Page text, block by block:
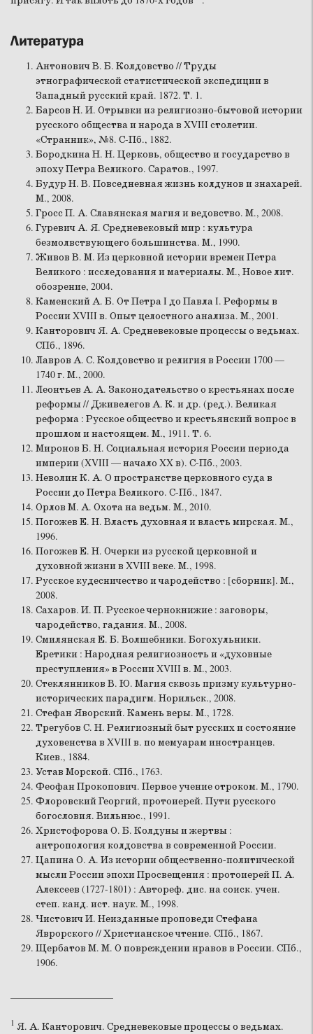
Литература
Антонович В. Б. Колдовство // Труды
этнографической статистической экспедиции в
Западный русский край. 1872. Т. 1.
Барсов Н. И. Отрывки из религиозно-бытовой истории
русского общества и народа в XVIII столетии.
«Странник», №8. С-Пб., 1882.
Бородкина Н. Н. Церковь, общество и государство в
эпоху Петра Великого. Саратов., 1997.
Будур Н. В. Повседневная жизнь колдунов и знахарей.
М., 2008.
Гросс П. А. Славянская магия и ведовство. М., 2008.
Гуревич А. Я. Средневековый мир : культура
безмолвствующего большинства. М., 1990.
Живов В. М. Из церковной истории времен Петра
Великого : исследования и материалы. М., Новое лит.
обозрение, 2004.
Каменский А. Б. От Петра I до Павла I. Реформы в
России XVIII в. Опыт целостного анализа. М., 2001.
Канторович Я. А. Средневековые процессы о ведьмах.
СПб., 1896.
Лавров А. С. Колдовство и религия в России 1700 —
1740 г. М., 2000.
Леонтьев А. А. Законодательство о крестьянах после
реформы // Дживелегов А. К. и др. (ред.). Великая
реформа : Русское общество и крестьянский вопрос в
прошлом и настоящем. М., 1911. Т. 6.
Миронов Б. Н. Социальная история России периода
империи (XVIII — начало XX в). С-Пб., 2003.
Неволин К. А. О пространстве церковного суда в
России до Петра Великого. С-Пб., 1847.
Орлов М. А. Охота на ведьм. М., 2010.
Погожев Е. Н. Власть духовная и власть мирская. М.,
1996.
Погожев Е. Н. Очерки из русской церковной и
духовной жизни в XVIII веке. М., 1998.
Русское кудесничество и чародейство : [сборник]. М.,
2008.
Сахаров. И. П. Русское чернокнижие : заговоры,
чародейство, гадания. М., 2008.
Смилянская Е. Б. Волшебники. Богохульники.
Еретики : Народная религиозность и «духовные
преступления» в России XVIII в. М., 2003.
Стеклянников В. Ю. Магия сквозь призму культурно-
исторических парадигм. Норильск., 2008.
Стефан Яворский. Камень веры. М., 1728.
Трегубов С. Н. Религиозный быт русских и состояние
духовенства в XVIII в. по мемуарам иностранцев.
Киев., 1884.
Устав Морской. СПб., 1763.
Феофан Прокопович. Первое учение отроком. М., 1790.
Флоровский Георгий, протоиерей. Пути русского
богословия. Вильнюс., 1991.
Христофорова О. Б. Колдуны и жертвы :
антропология колдовства в современной России.
Цапина О. А. Из истории общественно-политической
мысли России эпохи Просвещения : протоиерей П. А.
Алексеев (1727-1801) : Автореф. дис. на соиск. учен.
степ. канд. ист. наук. М., 1998.
Чистович И. Неизданные проповеди Стефана
Яврорского // Христианское чтение. СПб., 1867.
Щербатов М. М. О повреждении нравов в России. СПб.,
1906.
1 Я. А. Канторович. Средневековые процессы о ведьмах.